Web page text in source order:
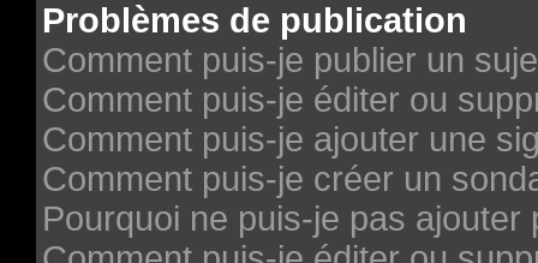
Problèmes de publication
Comment puis-je publier un
Comment puis-je éditer ou
Comment puis-je ajouter une
Comment puis-je créer un
Pourquoi ne puis-je pas ajouter